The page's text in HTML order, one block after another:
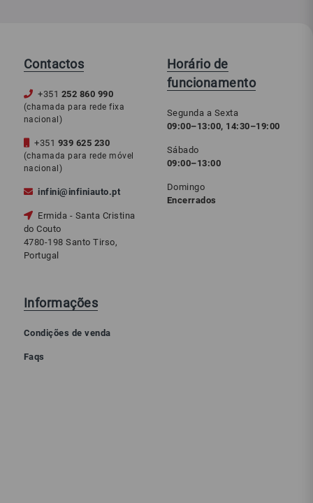
Contactos
+351 252 860 990
(chamada para rede fixa
nacional)
+351 939 625 230
(chamada para rede móvel
nacional)
infini@infiniauto.pt
Ermida - Santa Cristina
do Couto
4780-198 Santo Tirso,
Portugal
Horário de
funcionamento
Segunda a Sexta
09:00–13:00, 14:30–19:00
Sábado
09:00–13:00
Domingo
Encerrados
Informações
Condições de venda
Faqs